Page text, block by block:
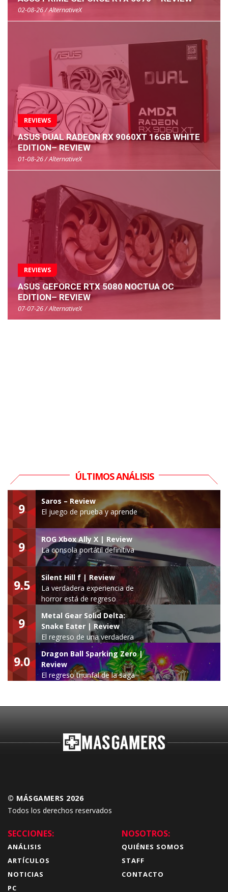
02-08-26 / AlternativeX
REVIEWS
ASUS DUAL RADEON RX 9060XT 16GB WHITE
EDITION– REVIEW
01-08-26 / AlternativeX
REVIEWS
ASUS GEFORCE RTX 5080 NOCTUA OC
EDITION– REVIEW
07-07-26 / AlternativeX
ÚLTIMOS ANÁLISIS
9
Saros – Review
El juego de prueba y aprende
9
ROG Xbox Ally X | Review
La consola portátil definitiva
9.5
Silent Hill f | Review
La verdadera experiencia de
horror está de regreso
9
Metal Gear Solid Delta:
Snake Eater | Review
El regreso de una verdadera
leyenda
9.0
Dragon Ball Sparking Zero |
Review
El regreso triunfal de la saga
© MÁSGAMERS 2026
Todos los derechos reservados
SECCIONES:
ANÁLISIS
ARTÍCULOS
NOTICIAS
PC
NOSOTROS:
QUIÉNES SOMOS
STAFF
CONTACTO